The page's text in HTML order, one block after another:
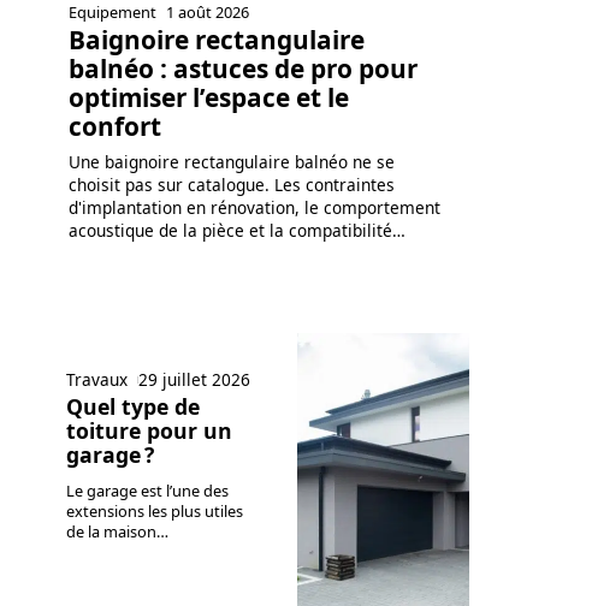
Equipement 1 août 2026
Baignoire rectangulaire
balnéo : astuces de pro pour
optimiser l’espace et le
confort
Une baignoire rectangulaire balnéo ne se
choisit pas sur catalogue. Les contraintes
d'implantation en rénovation, le comportement
acoustique de la pièce et la compatibilité…
Travaux 29 juillet 2026
Quel type de
toiture pour un
garage ?
Le garage est l’une des
extensions les plus utiles
de la maison…